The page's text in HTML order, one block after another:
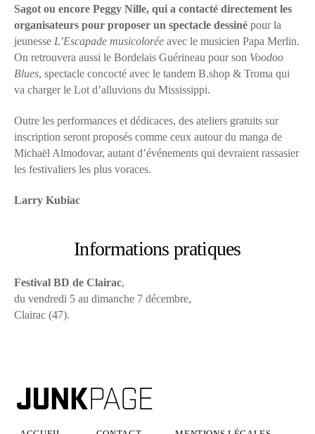
Sagot ou encore Peggy Nille, qui a contacté directement les
organisateurs pour proposer un spectacle dessiné pour la
jeunesse L’Escapade musicolorée avec le musicien Papa Merlin.
On retrouvera aussi le Bordelais Guérineau pour son Voodoo
Blues, spectacle concocté avec le tandem B.shop & Troma qui
va charger le Lot d’alluvions du Mississippi.
Outre les performances et dédicaces, des ateliers gratuits sur
inscription seront proposés comme ceux autour du manga de
Michaël Almodovar, autant d’événements qui devraient rassasier
les festivaliers les plus voraces.
Larry Kubiac
Informations pratiques
Festival BD de Clairac,
du vendredi 5 au dimanche 7 décembre,
Clairac (47).